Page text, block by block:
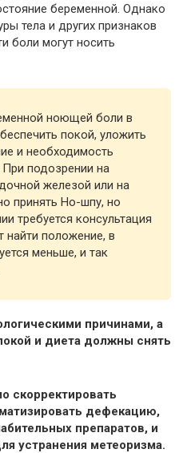
беременной. Однако
тела и других признаков
боли могут носить
ноющей боли в
покой, уложить
и необходимость
подозрении на
железой или на
принять Но-шпу, но
требуется консультация
найти положение, в
меньше, и так
причинами, а
и диета должны снять
скорректировать
дефекацию,
препаратов, и
устранения метеоризма.